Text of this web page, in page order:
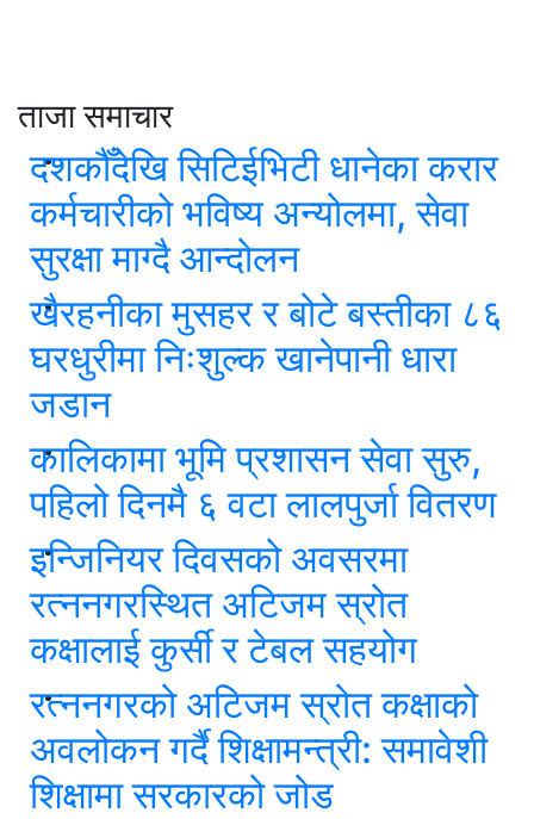
ताजा समाचार
दशकौँदेखि सिटिईभिटी धानेका करार
कर्मचारीको भविष्य अन्योलमा, सेवा
सुरक्षा माग्दै आन्दोलन
खैरहनीका मुसहर र बोटे बस्तीका ८६
घरधुरीमा निःशुल्क खानेपानी धारा
जडान
कालिकामा भूमि प्रशासन सेवा सुरु,
पहिलो दिनमै ६ वटा लालपुर्जा वितरण
इन्जिनियर दिवसको अवसरमा
रत्ननगरस्थित अटिजम स्रोत
कक्षालाई कुर्सी र टेबल सहयोग
रत्ननगरको अटिजम स्रोत कक्षाको
अवलोकन गर्दै शिक्षामन्त्री: समावेशी
शिक्षामा सरकारको जोड